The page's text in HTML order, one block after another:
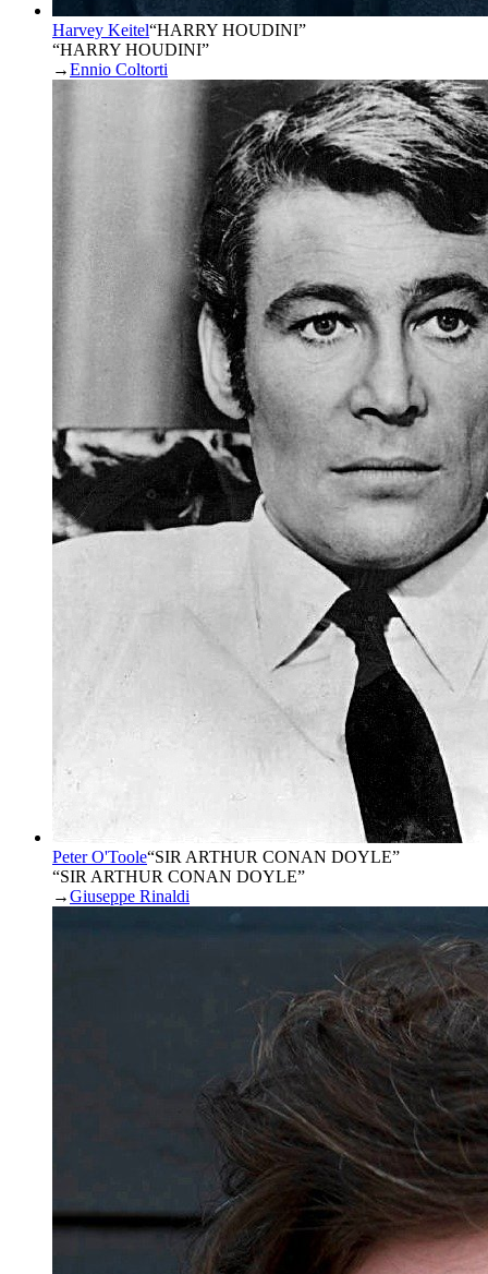
Harvey Keitel“HARRY HOUDINI”
“HARRY HOUDINI”
→Ennio Coltorti
Peter O'Toole“SIR ARTHUR CONAN DOYLE”
“SIR ARTHUR CONAN DOYLE”
→Giuseppe Rinaldi